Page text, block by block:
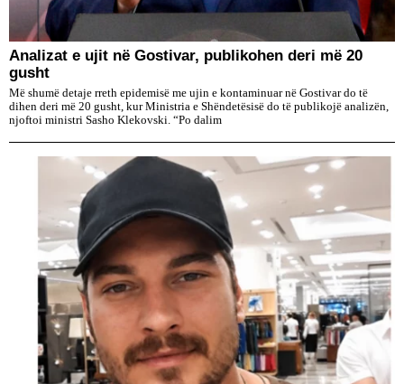
Analizat e ujit në Gostivar, publikohen deri më 20
gusht
Më shumë detaje rreth epidemisë me ujin e kontaminuar në Gostivar do të
dihen deri më 20 gusht, kur Ministria e Shëndetësisë do të publikojë analizën,
njoftoi ministri Sasho Klekovski. “Po dalim